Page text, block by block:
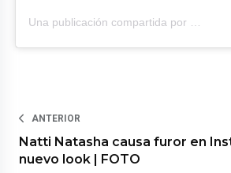
Una publicación compartida por
ANTERIOR
Natti Natasha causa furor en
nuevo look | FOTO